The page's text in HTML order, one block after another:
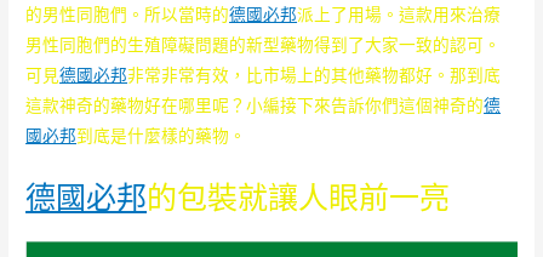
的男性同胞們。所以當時的德國必邦派上了用場。這款用來治療
男性同胞們的生殖障礙問題的新型藥物得到了大家一致的認可。
可見德國必邦非常非常有效，比市場上的其他藥物都好。那到底
這款神奇的藥物好在哪里呢？小編接下來告訴你們這個神奇的德
國必邦到底是什麼樣的藥物。
德國必邦的包裝就讓人眼前一亮